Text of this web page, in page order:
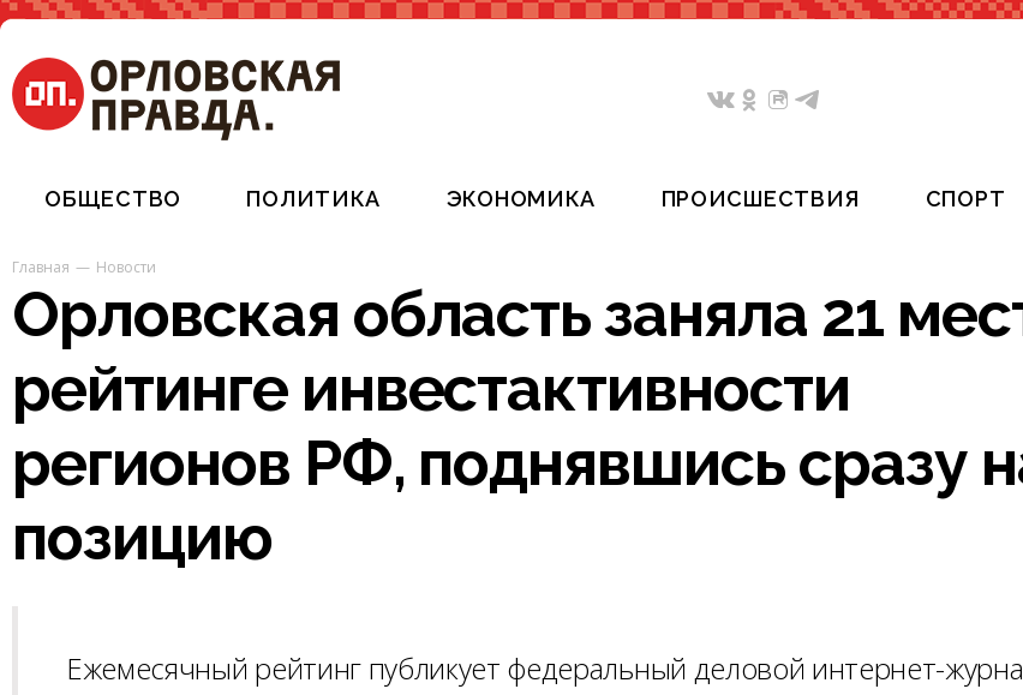
ОБЩЕСТВО ПОЛИТИКА ЭКОНОМИКА ПРОИСШЕСТВИЯ СПОРТ
Главная Новости
Орловская область заняла 21
рейтинге инвестактивности
регионов РФ, поднявшись сразу
позицию
Ежемесячный рейтинг публикует федеральный деловой интернет-